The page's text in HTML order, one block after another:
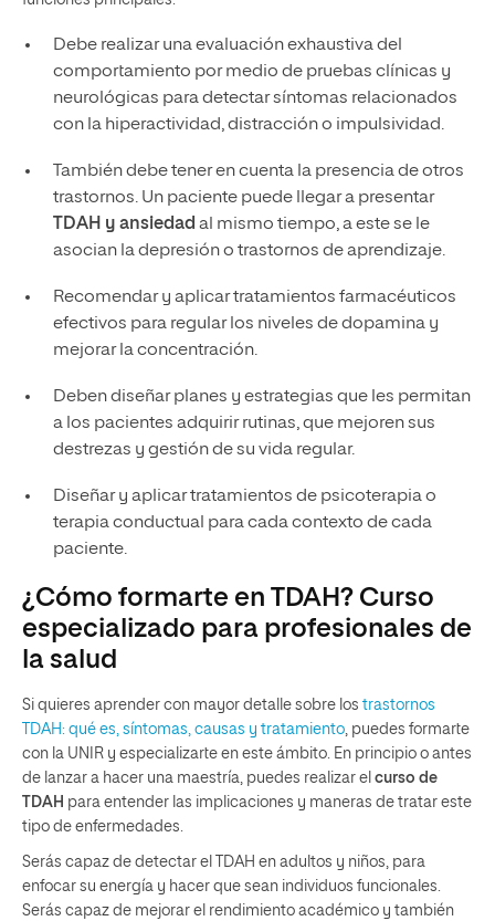
Debe realizar una evaluación exhaustiva del
comportamiento por medio de pruebas clínicas y
neurológicas para detectar síntomas relacionados
con la hiperactividad, distracción o impulsividad.
También debe tener en cuenta la presencia de otros
trastornos. Un paciente puede llegar a presentar
TDAH y ansiedad al mismo tiempo, a este se le
asocian la depresión o trastornos de aprendizaje.
Recomendar y aplicar tratamientos farmacéuticos
efectivos para regular los niveles de dopamina y
mejorar la concentración.
Deben diseñar planes y estrategias que les permitan
a los pacientes adquirir rutinas, que mejoren sus
destrezas y gestión de su vida regular.
Diseñar y aplicar tratamientos de psicoterapia o
terapia conductual para cada contexto de cada
paciente.
¿Cómo formarte en TDAH? Curso
especializado para profesionales de
la salud
Si quieres aprender con mayor detalle sobre los trastornos
TDAH: qué es, síntomas, causas y tratamiento, puedes formarte
con la UNIR y especializarte en este ámbito. En principio o antes
de lanzar a hacer una maestría, puedes realizar el curso de
TDAH para entender las implicaciones y maneras de tratar este
tipo de enfermedades.
Serás capaz de detectar el TDAH en adultos y niños, para
enfocar su energía y hacer que sean individuos funcionales.
Serás capaz de mejorar el rendimiento académico y también